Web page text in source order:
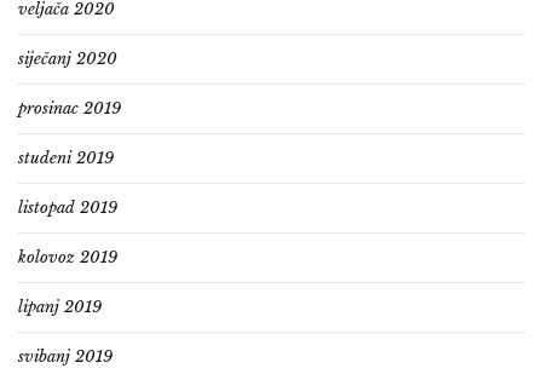
veljača 2020
siječanj 2020
prosinac 2019
studeni 2019
listopad 2019
kolovoz 2019
lipanj 2019
svibanj 2019